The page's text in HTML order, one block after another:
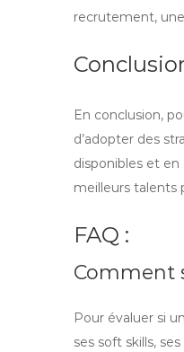
recrutement,
En conclusion,
d’adopter des
disponibles et
meilleurs talents
FAQ :
Comment
Pour évaluer si
ses soft skills,